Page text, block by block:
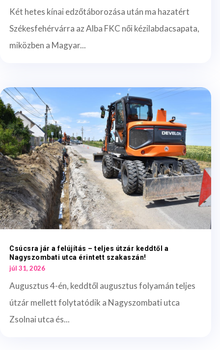
Két hetes kínai edzőtáborozása után ma hazatért
Székesfehérvárra az Alba FKC női kézilabdacsapata,
miközben a Magyar...
Csúcsra jár a felújítás – teljes útzár keddtől a
Nagyszombati utca érintett szakaszán!
júl 31, 2026
Augusztus 4-én, keddtől augusztus folyamán teljes
útzár mellett folytatódik a Nagyszombati utca
Zsolnai utca és...